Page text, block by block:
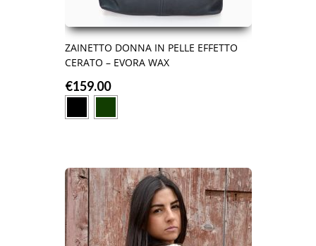
ZAINETTO DONNA IN PELLE EFFETTO
CERATO – EVORA WAX
€159.00